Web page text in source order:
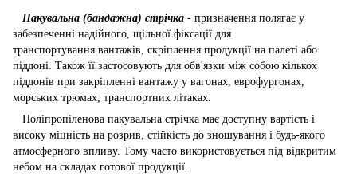
Пакувальна (бандажна) стрічка - призначення полягає у
забезпеченні надійного, щільної фіксації для
транспортування вантажів, скріплення продукції на палеті або
піддоні. Також її застосовують для обв'язки між собою кількох
піддонів при закріпленні вантажу у вагонах, еврофургонах,
морських трюмах, транспортних літаках.
Поліпропіленова пакувальна стрічка має доступну вартість і
високу міцність на розрив, стійкість до зношування і будь-якого
атмосферного впливу. Тому часто використовується під відкритим
небом на складах готової продукції.